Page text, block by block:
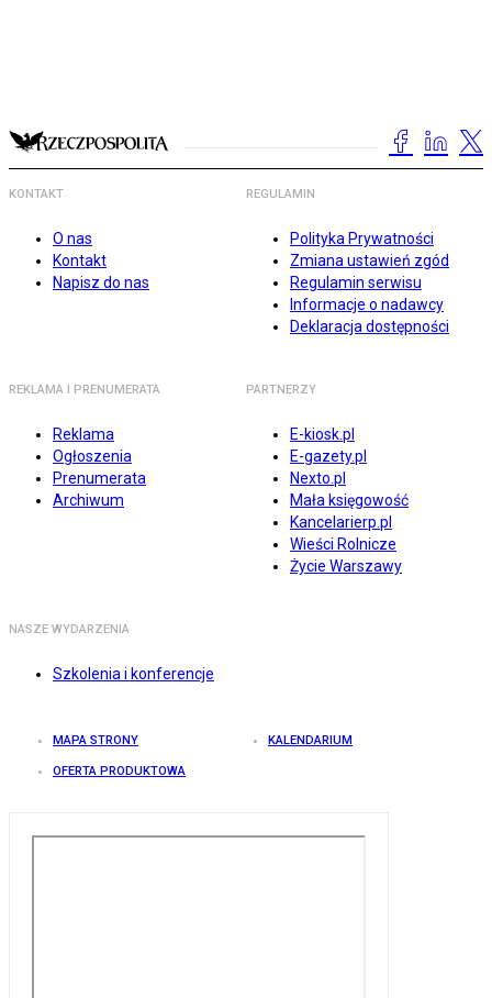
KONTAKT
O nas
Kontakt
Napisz do nas
REGULAMIN
Polityka Prywatności
Zmiana ustawień zgód
Regulamin serwisu
Informacje o nadawcy
Deklaracja dostępności
REKLAMA I PRENUMERATA
Reklama
Ogłoszenia
Prenumerata
Archiwum
PARTNERZY
E-kiosk.pl
E-gazety.pl
Nexto.pl
Mała księgowość
Kancelarierp.pl
Wieści Rolnicze
Życie Warszawy
NASZE WYDARZENIA
Szkolenia i konferencje
MAPA STRONY KALENDARIUM
OFERTA PRODUKTOWA